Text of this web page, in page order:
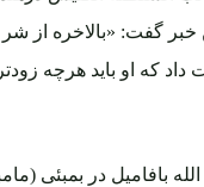
خبر گفت: «بالاخره از
داد که او باید هرچه
بافامیل در بمبئی